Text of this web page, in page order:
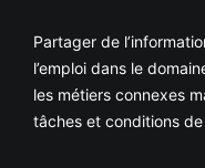
Partager de
l’emploi dans le
les métiers connexes
tâches et conditions